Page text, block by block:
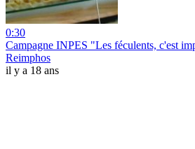
0:30
Campagne INPES "Les féculents, c'est
Reimphos
il y a 18 ans